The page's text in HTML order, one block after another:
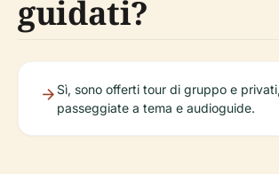
guidati?
Sì, sono offerti tour di gruppo e
passeggiate a tema e audioguide.